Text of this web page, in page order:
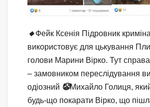
🔸Фейк Ксенія Підровник
використовує для цькування
голови Марини Вірко. Тут
– замовником переслідування
одіозний 🤡Михайло Голиця,
будь-що покарати Вірко, що